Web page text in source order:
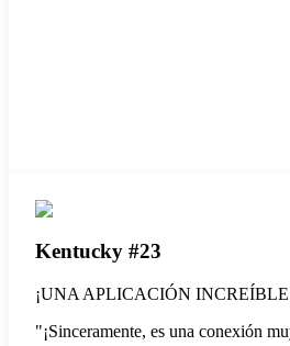
Kentucky #23
¡UNA APLICACIÓN
"¡Sinceramente, es una conexión